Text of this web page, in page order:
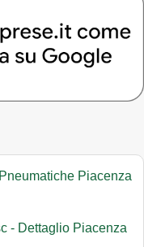
Piacenza
- Dettaglio Piacenza